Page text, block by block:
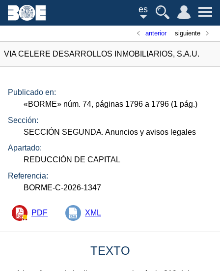
es
anterior siguiente
VIA CELERE DESARROLLOS INMOBILIARIOS, S.A.U.
Publicado en:
«BORME» núm. 74, páginas 1796 a 1796 (1 pág.)
Sección:
SECCIÓN SEGUNDA. Anuncios y avisos legales
Apartado:
REDUCCIÓN DE CAPITAL
Referencia:
BORME-C-2026-1347
PDF XML
TEXTO